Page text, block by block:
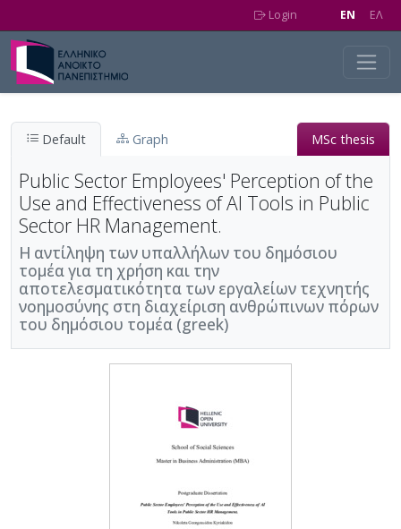
Login EN EΛ
Default Graph MSc thesis
Public Sector Employees' Perception of the
Use and Effectiveness of AI Tools in Public
Sector HR Management.
Η αντίληψη των υπαλλήλων του δημόσιου
τομέα για τη χρήση και την
αποτελεσματικότητα των εργαλείων τεχνητής
νοημοσύνης στη διαχείριση ανθρώπινων πόρων
του δημόσιου τομέα (greek)